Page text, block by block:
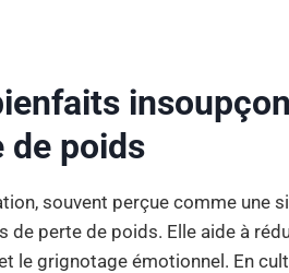
de poids
souvent perçue comme une
de perte de poids. Elle aide à
le grignotage émotionnel. En